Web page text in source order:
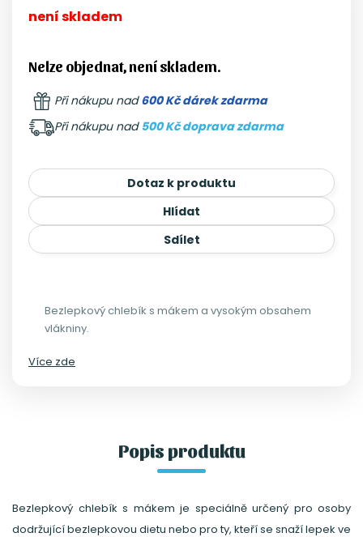
není skladem
Nelze objednat, není skladem.
Při nákupu nad600 Kč dárek zdarma
Při nákupu nad 500 Kč doprava zdarma
Dotaz k produktu
Hlídat
Sdílet
Bezlepkový chlebík s mákem a vysokým obsahem
vlákniny.
Více zde
Popis produktu
Bezlepkový chlebík s mákem je speciálně určený pro osoby
dodržující bezlepkovou dietu nebo pro ty, kteří se snaží lepek ve